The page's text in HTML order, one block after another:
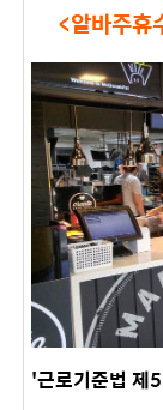
<알바주휴
'근로기준법 제